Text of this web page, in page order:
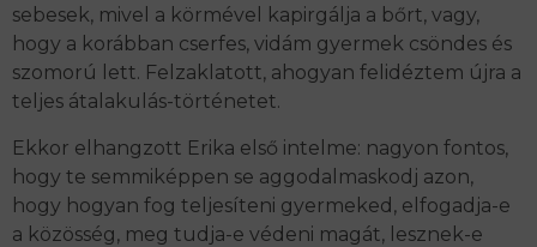
sebesek, mivel a körmével kapirgálja a bőrt, vagy,
hogy a korábban cserfes, vidám gyermek csöndes és
szomorú lett. Felzaklatott, ahogyan felidéztem újra a
teljes átalakulás-történetet.
Ekkor elhangzott Erika első intelme: nagyon fontos,
hogy te semmiképpen se aggodalmaskodj azon,
hogy hogyan fog teljesíteni gyermeked, elfogadja-e
a közösség, meg tudja-e védeni magát, lesznek-e